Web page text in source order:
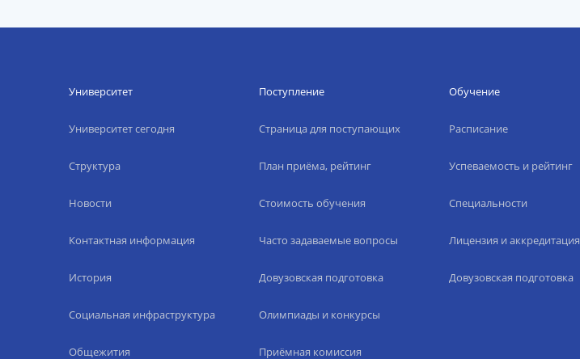
Университет
Университет сегодня
Структура
Новости
Контактная информация
История
Социальная инфраструктура
Общежития
Поступление
Страница для поступающих
План приёма, рейтинг
Стоимость обучения
Часто задаваемые вопросы
Довузовская подготовка
Олимпиады и конкурсы
Приёмная комиссия
Обучение
Расписание
Успеваемость и рейтинг
Специальности
Лицензия и аккредитация
Довузовская подготовка